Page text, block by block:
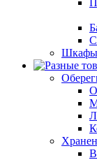
Шкафы